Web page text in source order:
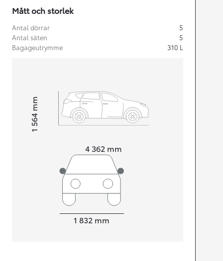
Mått och storlek
Antal dörrar
5
Antal säten
5
Bagageutrymme
310 L
4 362 mm
Height1 564
mm
1 832 mm